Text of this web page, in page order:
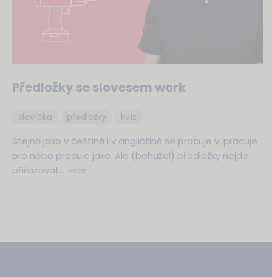
Předložky se slovesem work
slovíčka předložky kvíz
Stejně jako v češtině i v angličtině se pracuje v, pracuje
pro nebo pracuje jako. Ale (bohužel) předložky nejde
přiřazovat… více